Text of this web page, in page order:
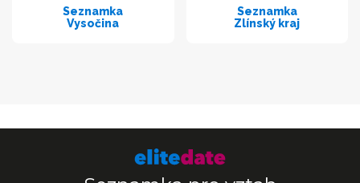
Seznamka
Vysočina
Seznamka
Zlínský kraj